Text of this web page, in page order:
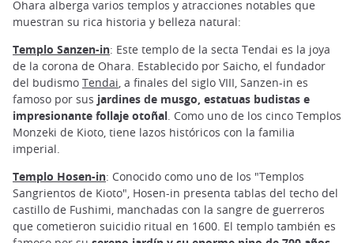
Ohara alberga varios templos y atracciones notables que
muestran su rica historia y belleza natural:
Templo Sanzen-in: Este templo de la secta Tendai es la joya
de la corona de Ohara. Establecido por Saicho, el fundador
del budismo Tendai, a finales del siglo VIII, Sanzen-in es
famoso por sus jardines de musgo, estatuas budistas e
impresionante follaje otoñal. Como uno de los cinco Templos
Monzeki de Kioto, tiene lazos históricos con la familia
imperial.
Templo Hosen-in: Conocido como uno de los "Templos
Sangrientos de Kioto", Hosen-in presenta tablas del techo del
castillo de Fushimi, manchadas con la sangre de guerreros
que cometieron suicidio ritual en 1600. El templo también es